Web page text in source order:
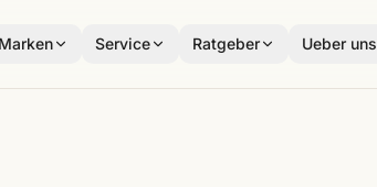
Marken Service Ratgeber Ueber uns